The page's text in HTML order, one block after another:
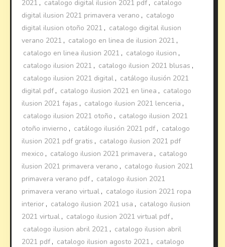
2021 , catalogo digital ilusion 2021 pdf , catalogo
digital ilusion 2021 primavera verano , catalogo
digital ilusion otoño 2021 , catalogo digital ilusion
verano 2021 , catalogo en linea de ilusion 2021 ,
catalogo en linea ilusion 2021 , catalogo ilusion ,
catalogo ilusion 2021 , catalogo ilusion 2021 blusas ,
catalogo ilusion 2021 digital , catálogo ilusión 2021
digital pdf , catalogo ilusion 2021 en linea , catalogo
ilusion 2021 fajas , catalogo ilusion 2021 lenceria ,
catalogo ilusion 2021 otoño , catalogo ilusion 2021
otoño invierno , catálogo ilusión 2021 pdf , catalogo
ilusion 2021 pdf gratis , catalogo ilusion 2021 pdf
mexico , catalogo ilusion 2021 primavera , catalogo
ilusion 2021 primavera verano , catalogo ilusion 2021
primavera verano pdf , catalogo ilusion 2021
primavera verano virtual , catalogo ilusion 2021 ropa
interior , catalogo ilusion 2021 usa , catalogo ilusion
2021 virtual , catalogo ilusion 2021 virtual pdf ,
catalogo ilusion abril 2021 , catalogo ilusion abril
2021 pdf , catalogo ilusion agosto 2021 , catalogo